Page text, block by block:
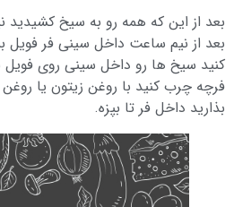
بعد از این که همه رو به سیخ
بعد از نیم ساعت داخل سینی فر
کنید سیخ ها رو داخل سینی روی فویل
بذارید داخل فر تا بپزه.